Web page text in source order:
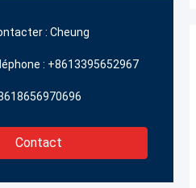
: Cheung
: +8613395652967
Contact